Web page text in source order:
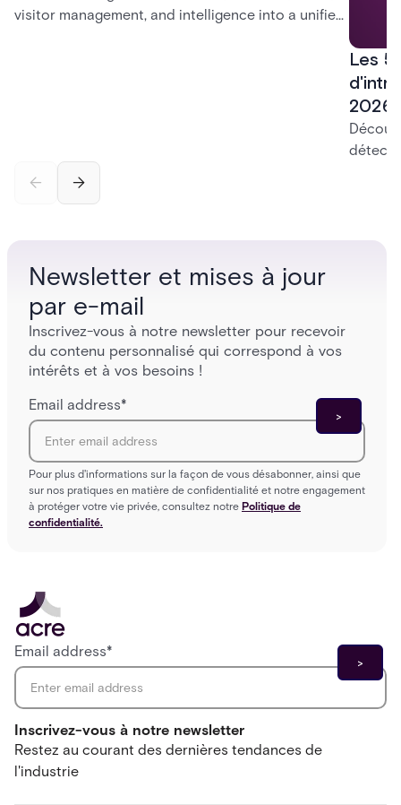
visitor management, and intelligence into a unified
Les
2026
Newsletter et mises à jour
par e-mail
Inscrivez-vous à notre newsletter pour recevoir
du contenu personnalisé qui correspond à vos
intérêts et à vos besoins !
Email address*
Pour plus d'informations sur la façon de vous désabonner, ainsi que
sur nos pratiques en matière de confidentialité et notre engagement
à protéger votre vie privée, consultez notre Politique de
confidentialité.
Inscrivez-vous à notre newsletter
Restez au courant des dernières tendances de
l'industrie
Email address*